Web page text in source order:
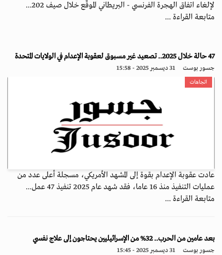
لإلغاء اتفاق الهجرة الفرنسي - البريطاني الموقّع خلال صيف 202...
متابعة القراءة ...
47 حالة خلال 2025.. تصعيد غير مسبوق لعقوبة الإعدام في الولايات المتحدة
جسور بوست 31 ديسمبر 2025 - 15:58
اتجاهات
عادت عقوبة الإعدام بقوة إلى المشهد الأمريكي، مسجلة أعلى عدد من
عمليات التنفيذ منذ 16 عاما، فقد شهد عام 2025 تنفيذ 47 عمل...
متابعة القراءة ...
بعد عامين من الحرب.. 32% من الإسرائيليين يحتاجون إلى علاج نفسي
جسور بوست 31 ديسمبر 2025 - 15:45